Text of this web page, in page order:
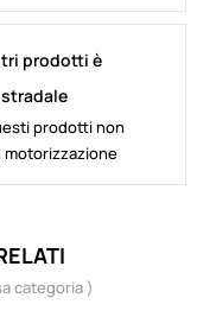
prodotti è
prodotti non
categoria )